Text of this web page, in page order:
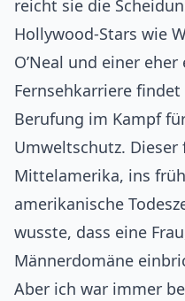
reicht sie die
Hollywood-Stars wie
O’Neal und einer
Fernsehkarriere
Berufung im Kampf
Umweltschutz. Dieser
Mittelamerika, ins
amerikanische
wusste, dass eine
Männerdomäne
Aber ich war immer